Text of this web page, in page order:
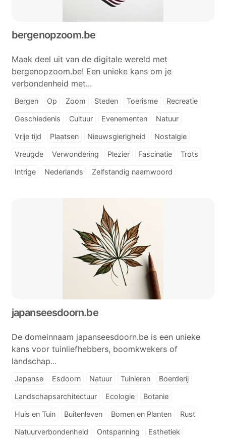
bergenopzoom.be
Maak deel uit van de digitale wereld met
bergenopzoom.be! Een unieke kans om je
verbondenheid met...
Bergen Op Zoom Steden Toerisme Recreatie
Geschiedenis Cultuur Evenementen Natuur
Vrije tijd Plaatsen Nieuwsgierigheid Nostalgie
Vreugde Verwondering Plezier Fascinatie Trots
Intrige Nederlands Zelfstandig naamwoord
japanseesdoorn.be
De domeinnaam japanseesdoorn.be is een unieke
kans voor tuinliefhebbers, boomkwekers of
landschap...
Japanse Esdoorn Natuur Tuinieren Boerderij
Landschapsarchitectuur Ecologie Botanie
Huis en Tuin Buitenleven Bomen en Planten Rust
Natuurverbondenheid Ontspanning Esthetiek